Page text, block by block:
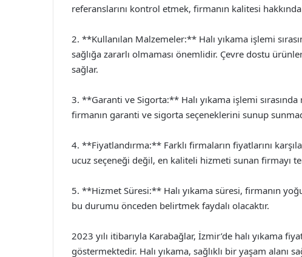
referanslarını kontrol etmek, firmanın kalitesi
2. **Kullanılan Malzemeler:** Halı yıkama işlemi
sağlığa zararlı olmaması önemlidir. Çevre dostu
sağlar.
3. **Garanti ve Sigorta:** Halı yıkama işlemi
firmanın garanti ve sigorta seçeneklerini sunup
4. **Fiyatlandırma:** Farklı firmaların fiyatlarını
ucuz seçeneği değil, en kaliteli hizmeti sunan firmayı
5. **Hizmet Süresi:** Halı yıkama süresi, firmanın
bu durumu önceden belirtmek faydalı olacaktır.
2023 yılı itibarıyla Karabağlar, İzmir’de halı yıkama
göstermektedir. Halı yıkama, sağlıklı bir yaşam alanı